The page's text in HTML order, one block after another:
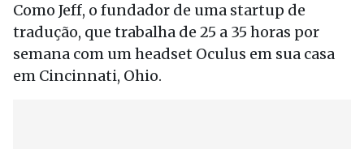
Como Jeff, o fundador de uma startup de
tradução, que trabalha de 25 a 35 horas por
semana com um headset Oculus em sua casa
em Cincinnati, Ohio.